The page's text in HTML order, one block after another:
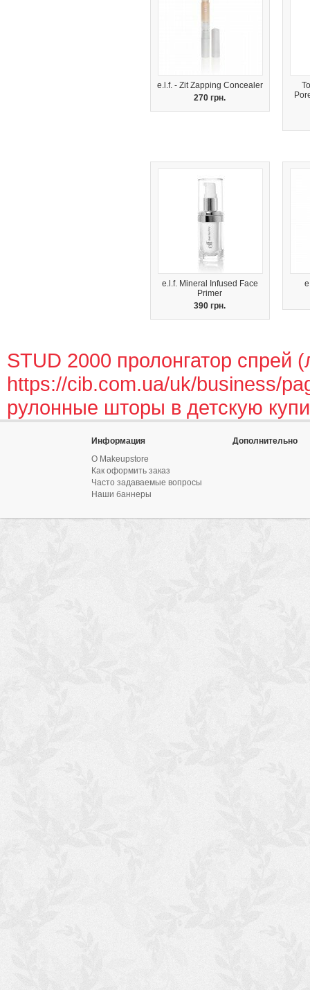
e.l.f. - Zit Zapping Concealer
270 грн.
e.l.f. Mineral Infused Face
Primer
390 грн.
STUD 2000 пролонгатор спрей
https://cib.com.ua/uk/business/
рулонные шторы в детскую
Информация
О Makeupstore
Как оформить заказ
Часто задаваемые вопросы
Наши баннеры
Дополнительно